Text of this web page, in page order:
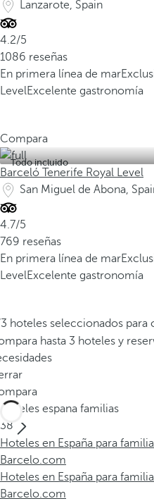
Lanzarote, Spain
4.2/5
1086 reseñas
En primera línea de mar
LevelExcelente gastronomía
Compara
Todo incluido
Barceló Tenerife Royal Level
San Miguel de Abona,
4.7/5
769 reseñas
En primera línea de mar
LevelExcelente gastronomía
hoteles seleccionados para
hasta 3 hoteles y
Hoteles espana familias
38
Hoteles en España para
Barcelo.com
Hoteles en España para
Barcelo.com